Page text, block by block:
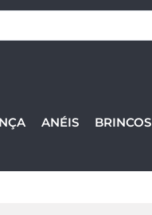
ANÉIS BRINCOS